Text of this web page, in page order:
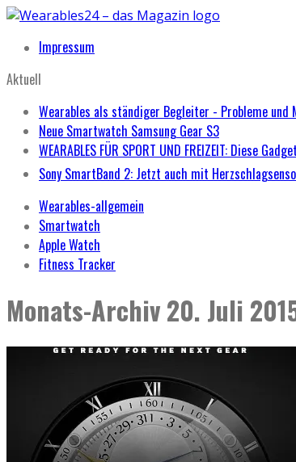
Impressum
Aktuell
Wearables als ständiger Begleiter - Probleme und
Neue Smartwatch Samsung Gear S3
WEARABLES FÜR SPORT UND FREIZEIT: Diese
Sony SmartBand 2: Jetzt auch mit
Wearables-allgemein
Smartwatch
Apple Watch
Fitness Tracker
Monats-Archiv20. Juli